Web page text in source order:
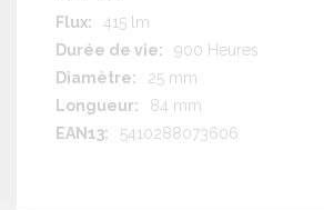
415 lm
900 Heures
25 mm
84 mm
5410288073606